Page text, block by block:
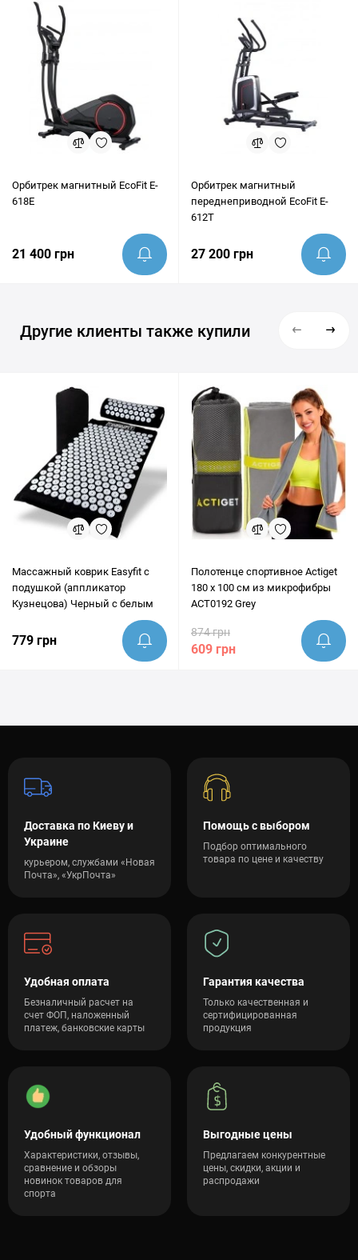
консультацию и помочь убедиться, что этот товар идеально
подходит под ваши цели.
Орбитрек магнитный EcoFit E-
618E
21 400 грн
Орбитрек магнитный
переднеприводной EcoFit E-
612T
27 200 грн
Другие клиенты также купили
Массажный коврик Easyfit с
подушкой (аппликатор
Кузнецова) Черный с белым
779 грн
Полотенце спортивное Actiget
180 x 100 см из микрофибры
ACT0192 Grey
874 грн
609 грн
Доставка по Киеву и
Украине
курьером, службами «Новая
Почта», «УкрПочта»
Помощь с выбором
Подбор оптимального
товара по цене и качеству
Удобная оплата
Безналичный расчет на
счет ФОП, наложенный
платеж, банковские карты
Гарантия качества
Только качественная и
сертифицированная
продукция
Удобный функционал
Характеристики, отзывы,
сравнение и обзоры
новинок товаров для
спорта
Выгодные цены
Предлагаем конкурентные
цены, скидки, акции и
распродажи